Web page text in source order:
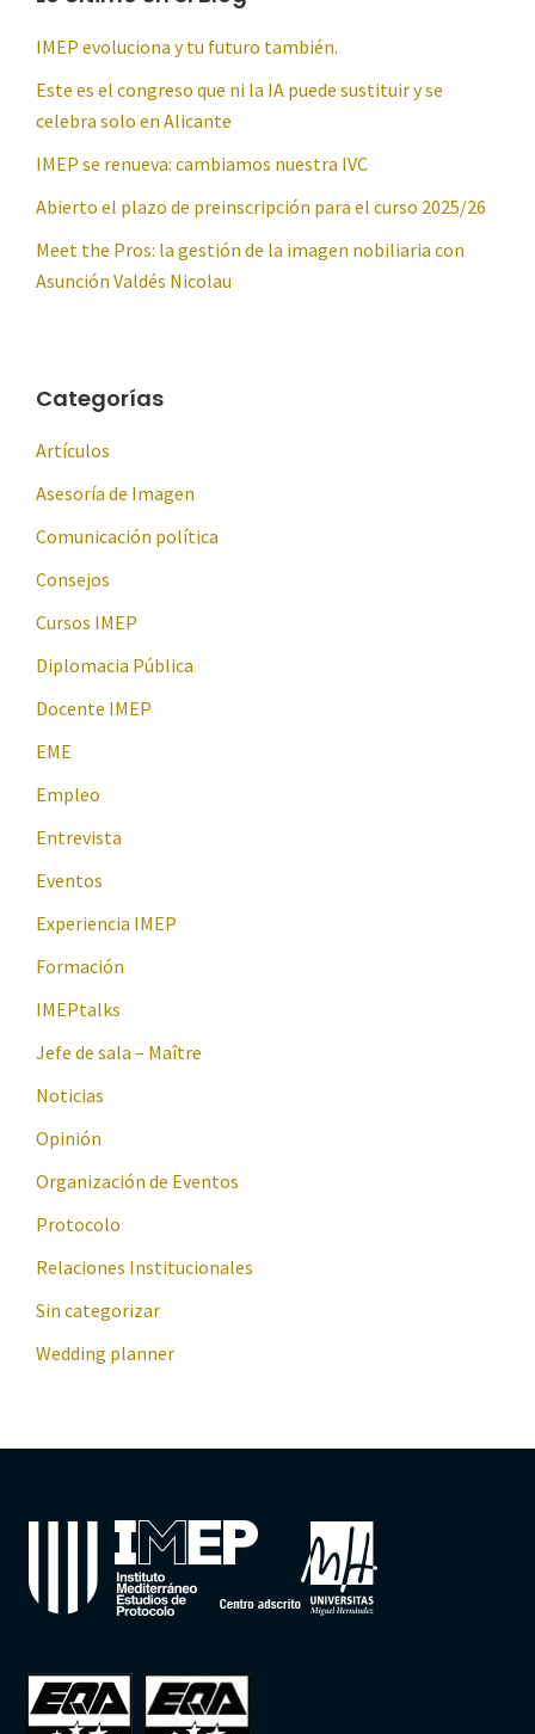
IMEP evoluciona y tu futuro también.
Este es el congreso que ni la IA puede sustituir y se
celebra solo en Alicante
IMEP se renueva: cambiamos nuestra IVC
Abierto el plazo de preinscripción para el curso 2025/26
Meet the Pros: la gestión de la imagen nobiliaria con
Asunción Valdés Nicolau
Categorías
Artículos
Asesoría de Imagen
Comunicación política
Consejos
Cursos IMEP
Diplomacia Pública
Docente IMEP
EME
Empleo
Entrevista
Eventos
Experiencia IMEP
Formación
IMEPtalks
Jefe de sala – Maître
Noticias
Opinión
Organización de Eventos
Protocolo
Relaciones Institucionales
Sin categorizar
Wedding planner